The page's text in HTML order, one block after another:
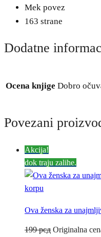
Mek povez
163 strane
Dodatne
Ocena knjige Dobro
Povezani
Akcija!
dok traju zalihe.
korpu
Ova ženska za
199рсд Originalna